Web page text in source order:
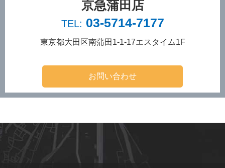
京急蒲田店
TEL: 03-5714-7177
東京都大田区南蒲田1-1-17エスタイム1F